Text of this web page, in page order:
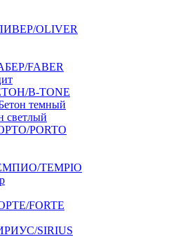
OLIVER
FABER
B-TONE
темный
светлый
PORTO
TEMPIO
FORTE
SIRIUS